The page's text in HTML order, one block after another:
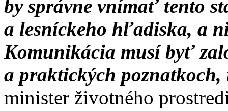
by správne vnímať tento
a lesníckeho hľadiska, a
Komunikácia musí byť
a praktických
minister životného